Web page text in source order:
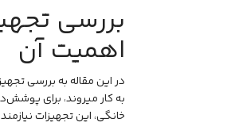
بررسی
اهمیت آن
در این مقاله به بررسی
به کار میروند، برای
خانگی، این تجهیزات